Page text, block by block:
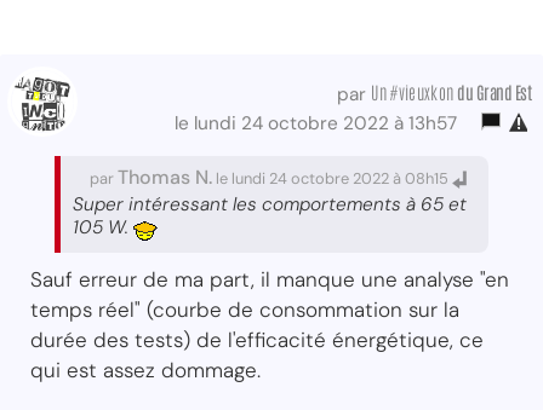
par Un #vieuxkon du Grand Est
le lundi 24 octobre 2022 à 13h57
parThomas N. le lundi 24 octobre 2022 à 08h15
Super intéressant les comportements à 65 et
105 W.
Sauf erreur de ma part, il manque une analyse "en
temps réel" (courbe de consommation sur la
durée des tests) de l'efficacité énergétique, ce
qui est assez dommage.